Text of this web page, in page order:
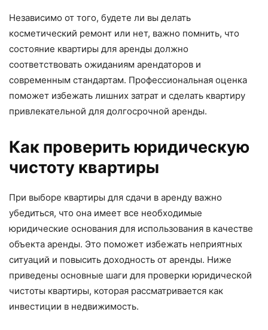
Независимо от того, будете ли вы делать
косметический ремонт или нет, важно помнить, что
состояние квартиры для аренды должно
соответствовать ожиданиям арендаторов и
современным стандартам. Профессиональная оценка
поможет избежать лишних затрат и сделать квартиру
привлекательной для долгосрочной аренды.
Как проверить юридическую
чистоту квартиры
При выборе квартиры для сдачи в аренду важно
убедиться, что она имеет все необходимые
юридические основания для использования в качестве
объекта аренды. Это поможет избежать неприятных
ситуаций и повысить доходность от аренды. Ниже
приведены основные шаги для проверки юридической
чистоты квартиры, которая рассматривается как
инвестиции в недвижимость.